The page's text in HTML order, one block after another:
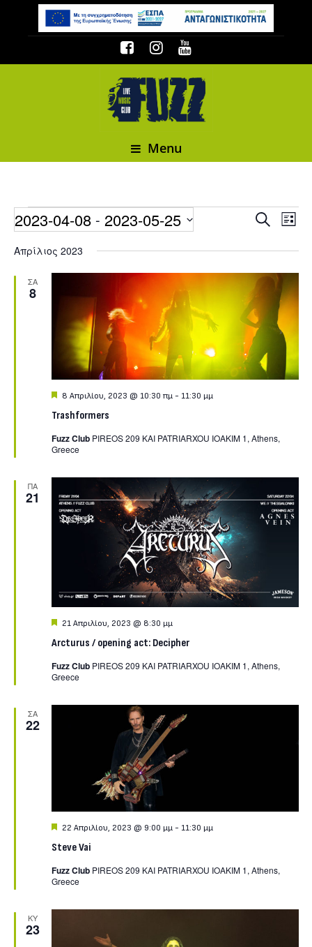
Menu
Events Search
List
2023-04-08 - 2023-05-25
Απρίλιος 2023
ΣΑ
8
Trashformers
Featured
8 Απριλίου, 2023 @ 10:30 πμ- 11:30 μμ
Fuzz Club PIREOS 209 KAI PATRIARXOU IOAKIM 1, Athens,
Greece
ΠΑ
21
Arcturus / opening act: Decipher
Featured
21 Απριλίου, 2023 @ 8:30 μμ
Fuzz Club PIREOS 209 KAI PATRIARXOU IOAKIM 1, Athens,
Greece
ΣΑ
22
Steve Vai
Featured
22 Απριλίου, 2023 @ 9:00 μμ- 11:30 μμ
Fuzz Club PIREOS 209 KAI PATRIARXOU IOAKIM 1, Athens,
Greece
ΚΥ
23